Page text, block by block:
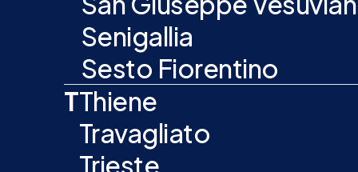
Senigallia
Sesto Fiorentino
TThiene
Travagliato
Trieste